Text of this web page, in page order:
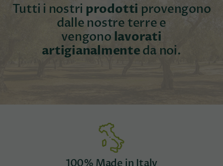
Tutti i nostri prodotti provengono
dalle nostre terre e
vengono lavorati
artigianalmenteda noi.